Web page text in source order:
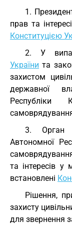
1.
прав та
Конституцією
2. У
України та
захистом
державної
3. Орган
Автономної
та інтересів
встановлені
Рішення,
захисту
для звернення